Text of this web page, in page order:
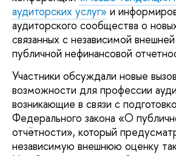
аудиторских услуг» и
аудиторского сообщества о
связанных с независимой
публичной нефинансовой
Участники обсуждали новые
возможности для профессии
возникающие в связи с
Федерального закона «О
отчётности», который
независимую внешнюю оценку